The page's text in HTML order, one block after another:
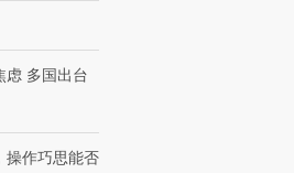
虑 多国出台
操作巧思能否